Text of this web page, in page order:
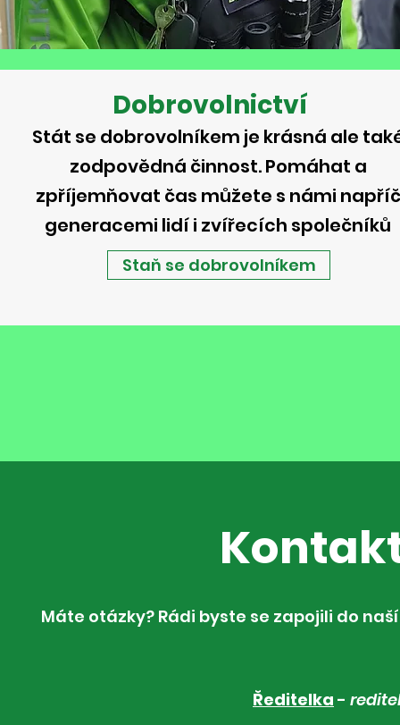
Dobrovolnictví
Stát se dobrovolníkem je krásná ale
zodpovědná činnost. Pomáhat a
zpříjemňovat čas můžete s námi napříč
generacemi lidí i zvířecích společníků
Staň se dobrovolníkem
Máte otázky? Rádi byste se zapojili do
Ředitelka -